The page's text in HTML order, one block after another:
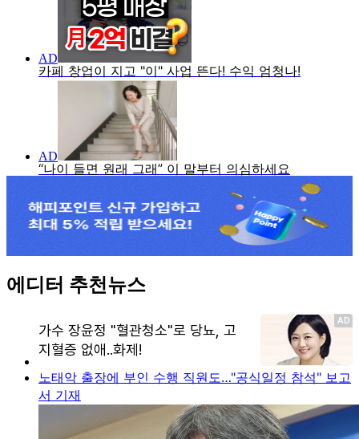
에디터 추천뉴스
노태악 출장에 부인 수행 직원도…"공식일정 참석" 보고
서 기재